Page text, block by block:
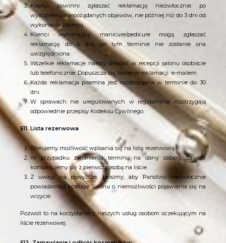
Klienci powinni zgłaszać reklamację niezwłocznie po
wystąpieniu niepożądanych objawów, nie później niż do 3 dni od
wykonania zabiegu.
Klienci wykonujący manicure/pedicure mogą zgłaszać
reklamację do 5 dni, po tym terminie nie zostanie ona
uwzględniona.
Wszelkie reklamacje należy składać w recepcji salonu osobiście
lub telefonicznie. Dopuszcza się złożenie reklamacji e-mailem.
Każda reklamacja pisemna jest rozstrzygana w terminie do 30
dni.
W sprawach nie uregulowanych w regulaminie rozstrzygają
odpowiednie przepisy Kodeksu Cywilnego.
§11. Lista rezerwowa
Oferujemy możliwość wpisania się na listę rezerwową.
W przypadku zwolnienia terminu na dany zabieg, zawsze
kontaktujemy się z pierwszą osobą na liście.
Z uwagi na powyższe, prosimy, aby Państwo niezwłocznie
powiadamiali obsługę Salonu o niemożliwości pojawienia się na
wizycie.
Pozwoli to na korzystanie z naszych usług osobom oczekującym na
liście rezerwowej.